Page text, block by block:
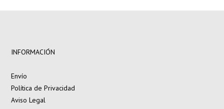
INFORMACIÓN
Envío
Política de Privacidad
Aviso Legal